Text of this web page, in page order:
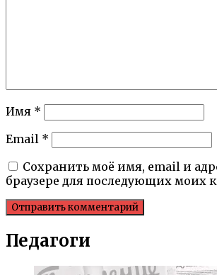
Имя *
Email *
Сохранить моё имя, email и
браузере для последующих моих
Педагоги